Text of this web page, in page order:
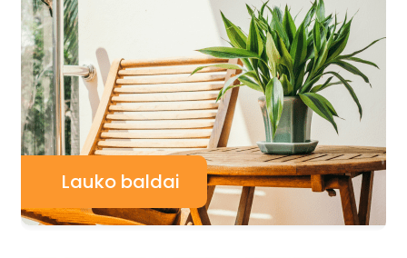
Lauko baldai